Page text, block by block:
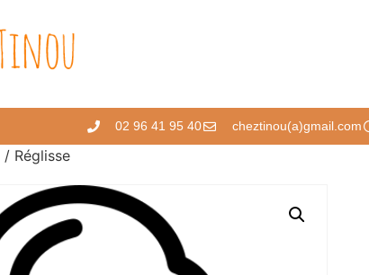
02 96 41 95 40 cheztinou(a)gmail.com
/ Réglisse